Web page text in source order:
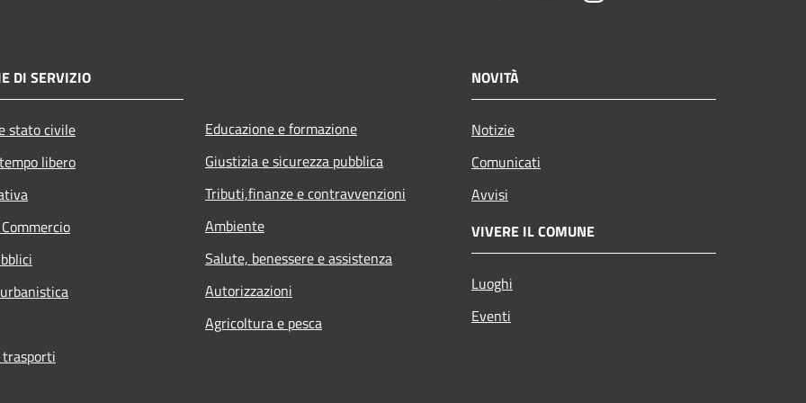
DI SERVIZIO
stato civile
libero
Educazione e formazione
Giustizia e sicurezza pubblica
Tributi,finanze e contravvenzioni
Ambiente
Salute, benessere e assistenza
Autorizzazioni
Agricoltura e pesca
NOVITÀ
Notizie
Comunicati
Avvisi
VIVERE IL COMUNE
Luoghi
Eventi